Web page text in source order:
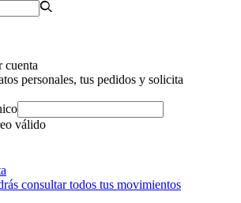
cuenta
personales, tus pedidos y solicita
válido
consultar todos tus movimientos